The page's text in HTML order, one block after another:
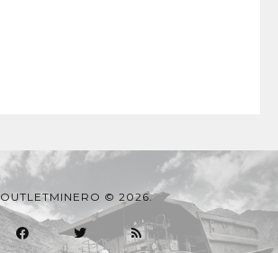
OUTLETMINERO © 2026.